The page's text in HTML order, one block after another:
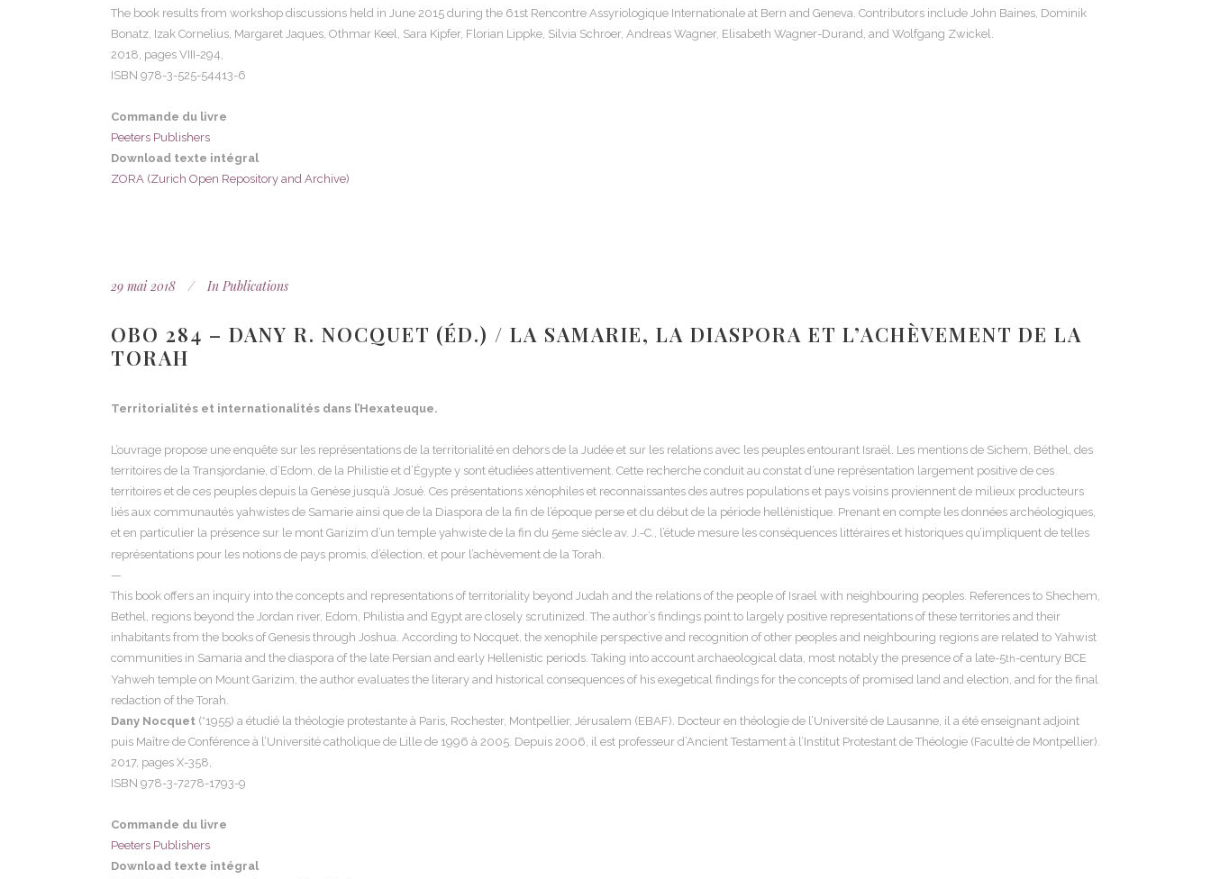
The book results from workshop discussions held in June 2015 during the 61st Rencontre Assyriologique Internationale at Bern and Geneva. Contributors include John Baines, Dominik
Bonatz, Izak Cornelius, Margaret Jaques, Othmar Keel, Sara Kipfer, Florian Lippke, Silvia Schroer, Andreas Wagner, Elisabeth Wagner-Durand, and Wolfgang Zwickel.
2018, pages VIII-294,
ISBN 978-3-525-54413-6
Commande du livre
Peeters Publishers
Download texte intégral
ZORA (Zurich Open Repository and Archive)
29 mai 2018 In Publications
OBO 284 – DANY R. NOCQUET (ÉD.) / LA SAMARIE, LA DIASPORA ET L’ACHÈVEMENT DE LA
TORAH
Territorialités et internationalités dans l’Hexateuque.
L’ouvrage propose une enquête sur les représentations de la territorialité en dehors de la Judée et sur les relations avec les peuples entourant Israël. Les mentions de Sichem, Béthel, des
territoires de la Transjordanie, d’Edom, de la Philistie et d’Égypte y sont étudiées attentivement. Cette recherche conduit au constat d’une représentation largement positive de ces
territoires et de ces peuples depuis la Genèse jusqu’à Josué. Ces présentations xénophiles et reconnaissantes des autres populations et pays voisins proviennent de milieux producteurs
liés aux communautés yahwistes de Samarie ainsi que de la Diaspora de la fin de l’époque perse et du début de la période hellénistique. Prenant en compte les données archéologiques,
et en particulier la présence sur le mont Garizim d’un temple yahwiste de la fin du 5ème siècle av. J.-C., l’étude mesure les conséquences littéraires et historiques qu’impliquent de telles
représentations pour les notions de pays promis, d’élection, et pour l’achèvement de la Torah.
—
This book offers an inquiry into the concepts and representations of territoriality beyond Judah and the relations of the people of Israel with neighbouring peoples. References to Shechem,
Bethel, regions beyond the Jordan river, Edom, Philistia and Egypt are closely scrutinized. The author’s findings point to largely positive representations of these territories and their
inhabitants from the books of Genesis through Joshua. According to Nocquet, the xenophile perspective and recognition of other peoples and neighbouring regions are related to Yahwist
communities in Samaria and the diaspora of the late Persian and early Hellenistic periods. Taking into account archaeological data, most notably the presence of a late-5th-century BCE
Yahweh temple on Mount Garizim, the author evaluates the literary and historical consequences of his exegetical findings for the concepts of promised land and election, and for the final
redaction of the Torah.
Dany Nocquet (*1955) a étudié la théologie protestante à Paris, Rochester, Montpellier, Jérusalem (EBAF). Docteur en théologie de l’Université de Lausanne, il a été enseignant adjoint
puis Maître de Conférence à l’Université catholique de Lille de 1996 à 2005. Depuis 2006, il est professeur d’Ancient Testament à l’Institut Protestant de Théologie (Faculté de Montpellier).
2017, pages X-358,
ISBN 978-3-7278-1793-9
Commande du livre
Peeters Publishers
Download texte intégral